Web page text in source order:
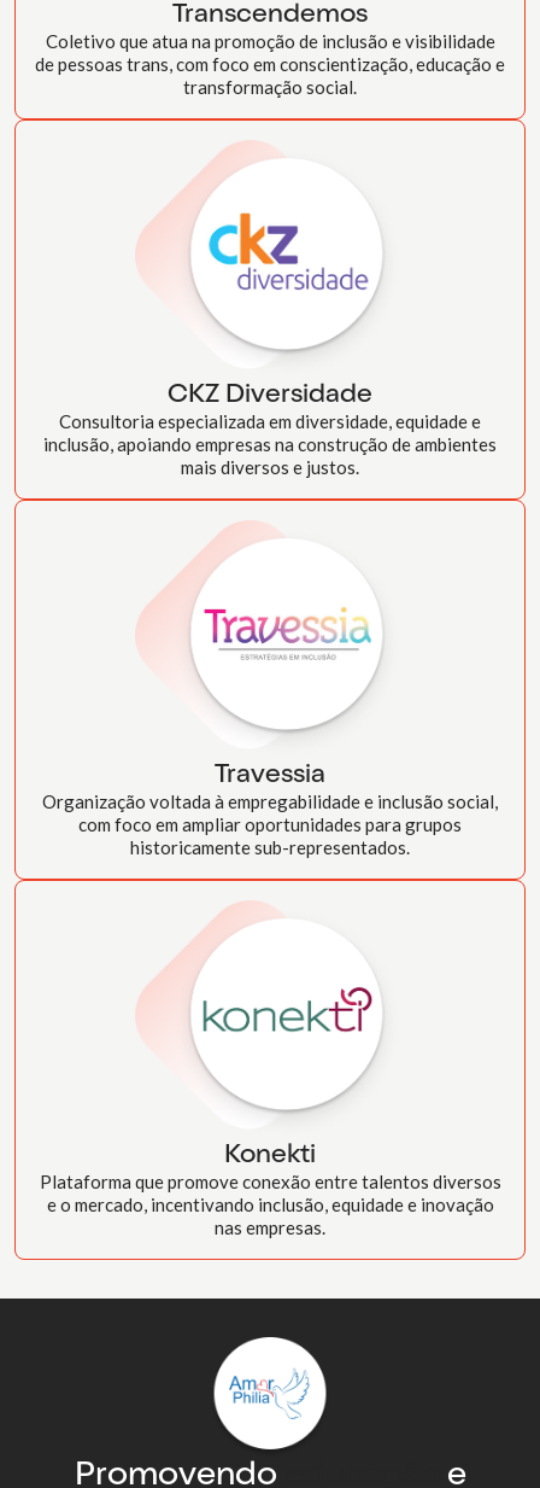
Transcendemos
Coletivo que atua na promoção de inclusão e visibilidade
de pessoas trans, com foco em conscientização, educação e
transformação social.
CKZ Diversidade
Consultoria especializada em diversidade, equidade e
inclusão, apoiando empresas na construção de ambientes
mais diversos e justos.
Travessia
Organização voltada à empregabilidade e inclusão social,
com foco em ampliar oportunidades para grupos
historicamente sub-representados.
Konekti
Plataforma que promove conexão entre talentos diversos
e o mercado, incentivando inclusão, equidade e inovação
nas empresas.
Promovendo e